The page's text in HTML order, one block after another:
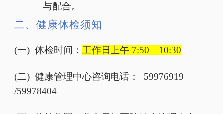
与配合。
二、健康体检须知
(一) 体检时间： 工作日上午7:50—10:30
(二) 健康管理中心咨询电话： 59976919
/59978404